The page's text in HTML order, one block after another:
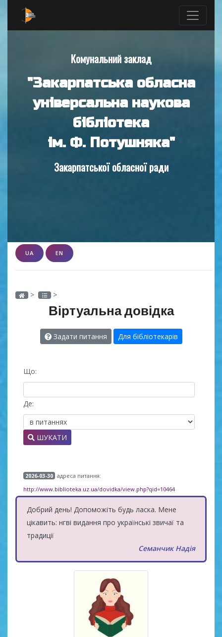
Комунальний заклад
"Закарпатська обласна
універсальна наукова
бібліотека
ім. Ф. Потушняка"
Закарпатської обласної ради
UA EN
> >
Віртуальна довідка
Задати питання Для бібліотекарів
Що:
Де:
ШУКАТИ
2026-03-30 адреса питання:
http://www.biblioteka.uz.ua/dovidka/view.php?qid=10464
Добрий день! Допоможіть будь ласка. Мене
цікавить: нгві видання про українські звичаї та
традиції
Семанчик Надія